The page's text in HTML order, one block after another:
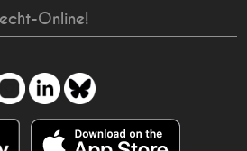
Online!